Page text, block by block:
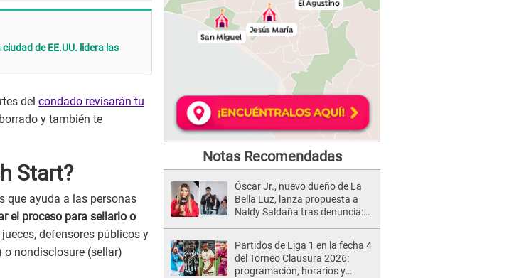
de EE.UU. lidera las
del condado revisarán tu
y también te
Start?
que ayuda a las personas
el proceso para sellarlo o
defensores públicos y
o nondisclosure (sellar)
Notas Recomendadas
Óscar Jr., nuevo dueño de La
Bella Luz, lanza propuesta a
Naldy Saldaña tras denuncia:
Partidos de Liga 1 en la fecha 4
del Torneo Clausura 2026:
programación, horarios y